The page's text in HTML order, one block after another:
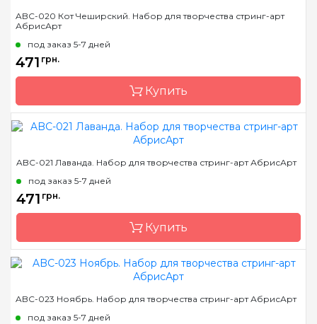
Страна-производитель
Размер
ABC-020 Кот Чеширский. Набор для творчества стринг-арт
АбрисАрт
под заказ 5-7 дней
471 грн.
Купить
Размер
ABC-021 Лаванда. Набор для творчества стринг-арт АбрисАрт
под заказ 5-7 дней
471 грн.
Купить
ABC-023 Ноябрь. Набор для творчества стринг-арт АбрисАрт
под заказ 5-7 дней